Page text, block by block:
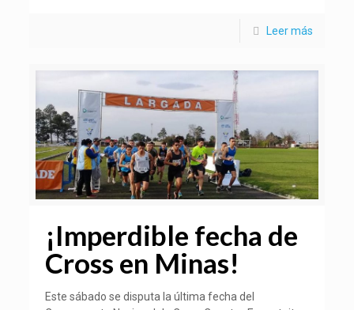
Leer más
¡Imperdible fecha de
Cross en Minas!
Este sábado se disputa la última fecha del